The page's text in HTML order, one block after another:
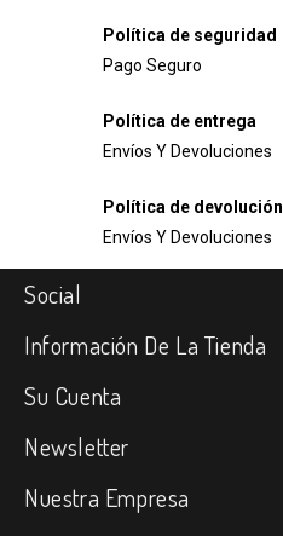
Política de seguridad
Pago Seguro
Política de entrega
Envíos Y Devoluciones
Política de devolución
Envíos Y Devoluciones
Social
Información De La Tienda
Su Cuenta
Newsletter
Nuestra Empresa